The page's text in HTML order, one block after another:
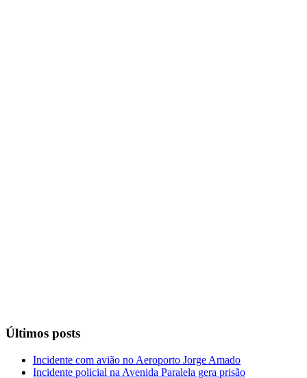
Últimos posts
Incidente com avião no Aeroporto Jorge Amado
Incidente policial na Avenida Paralela gera prisão